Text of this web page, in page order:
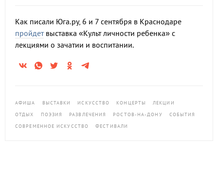
Как писали Юга.ру, 6 и 7 сентября в Краснодаре
пройдетвыставка «Культ личности ребенка» с
лекциями о зачатии и воспитании.
АФИША ВЫСТАВКИ ИСКУССТВО КОНЦЕРТЫ
ЛЕКЦИИ
ОТДЫХ
ПОЭЗИЯ РАЗВЛЕЧЕНИЯ РОСТОВ-НА-ДОНУ
СОБЫТИЯ
СОВРЕМЕННОЕ ИСКУССТВО
ФЕСТИВАЛИ